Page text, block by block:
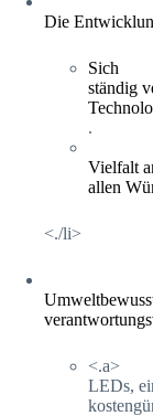
Die
Sich
ständig
.
Vielfalt
allen
<./li>
<.a>
LEDs,